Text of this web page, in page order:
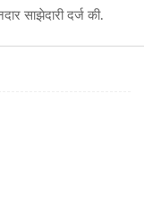
साझेदारी दर्ज की.